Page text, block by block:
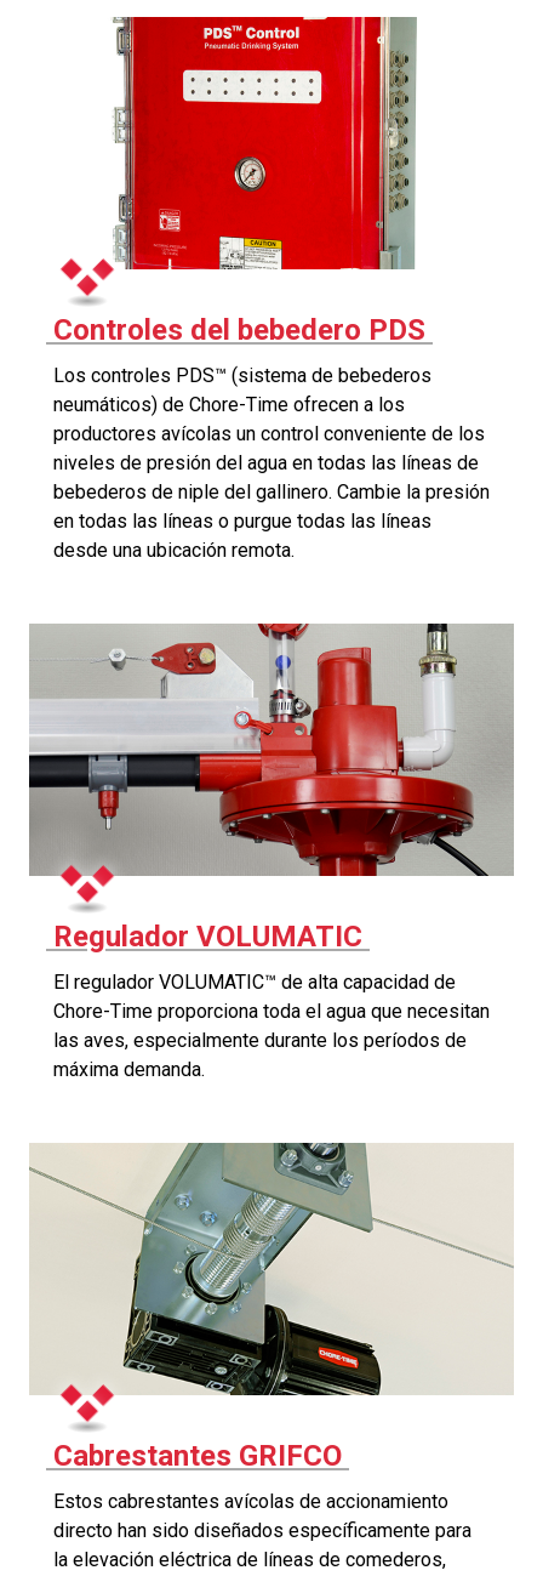
Controles del bebedero PDS
Los controles PDS™ (sistema de bebederos
neumáticos) de Chore-Time ofrecen a los
productores avícolas un control conveniente de los
niveles de presión del agua en todas las líneas de
bebederos de niple del gallinero. Cambie la presión
en todas las líneas o purgue todas las líneas
desde una ubicación remota.
Regulador VOLUMATIC
El regulador VOLUMATIC™ de alta capacidad de
Chore-Time proporciona toda el agua que necesitan
las aves, especialmente durante los períodos de
máxima demanda.
Cabrestantes GRIFCO
Estos cabrestantes avícolas de accionamiento
directo han sido diseñados específicamente para
la elevación eléctrica de líneas de comederos,